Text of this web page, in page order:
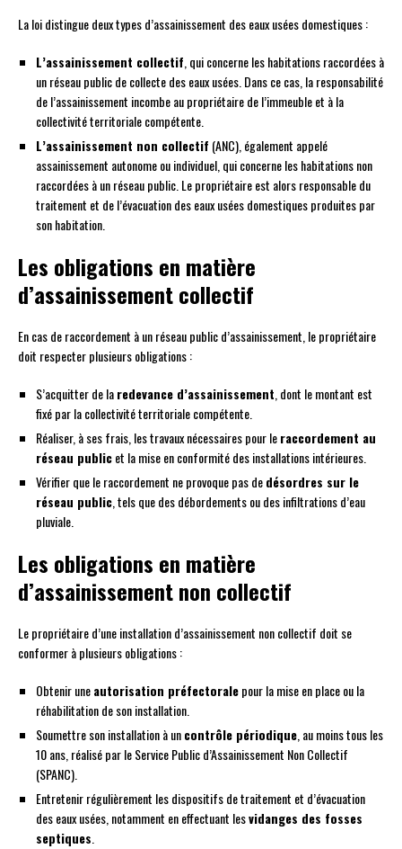
La loi distingue deux types d’assainissement des eaux usées domestiques :
L’assainissement collectif, qui concerne les habitations raccordées à
un réseau public de collecte des eaux usées. Dans ce cas, la responsabilité
de l’assainissement incombe au propriétaire de l’immeuble et à la
collectivité territoriale compétente.
L’assainissement non collectif (ANC), également appelé
assainissement autonome ou individuel, qui concerne les habitations non
raccordées à un réseau public. Le propriétaire est alors responsable du
traitement et de l’évacuation des eaux usées domestiques produites par
son habitation.
Les obligations en matière
d’assainissement collectif
En cas de raccordement à un réseau public d’assainissement, le propriétaire
doit respecter plusieurs obligations :
S’acquitter de laredevance d’assainissement, dont le montant est
fixé par la collectivité territoriale compétente.
Réaliser, à ses frais, les travaux nécessaires pour leraccordement au
réseau publicet la mise en conformité des installations intérieures.
Vérifier que le raccordement ne provoque pas dedésordres sur le
réseau public, tels que des débordements ou des infiltrations d’eau
pluviale.
Les obligations en matière
d’assainissement non collectif
Le propriétaire d’une installation d’assainissement non collectif doit se
conformer à plusieurs obligations :
Obtenir uneautorisation préfectoralepour la mise en place ou la
réhabilitation de son installation.
Soumettre son installation à uncontrôle périodique, au moins tous les
10 ans, réalisé par le Service Public d’Assainissement Non Collectif
(SPANC).
Entretenir régulièrement les dispositifs de traitement et d’évacuation
des eaux usées, notamment en effectuant lesvidanges des fosses
septiques.